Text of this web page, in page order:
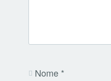
Nome *